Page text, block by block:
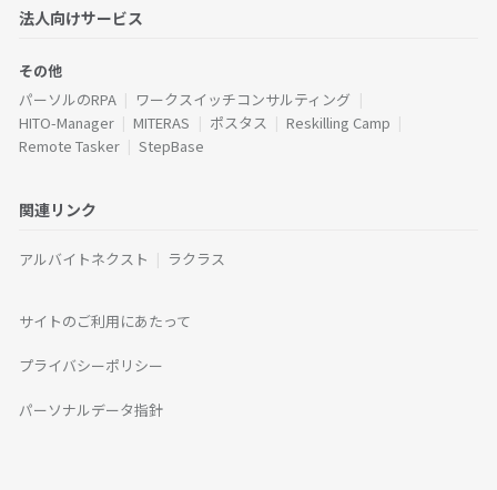
法人向けサービス
その他
パーソルのRPA
ワークスイッチコンサルティング
HITO-Manager
MITERAS ポスタス
Reskilling Camp
Remote Tasker
StepBase
関連リンク
アルバイトネクスト ラクラス
サイトのご利用にあたって
プライバシーポリシー
パーソナルデータ指針